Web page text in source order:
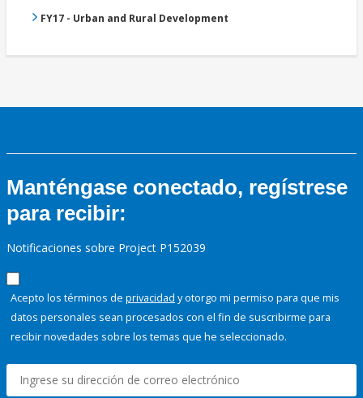
FY17 - Urban and Rural Development
Manténgase conectado, regístrese
para recibir:
Notificaciones sobre Project P152039
Acepto los términos de privacidad y otorgo mi permiso para que mis
datos personales sean procesados con el fin de suscribirme para
recibir novedades sobre los temas que he seleccionado.